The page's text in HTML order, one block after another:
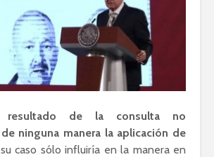
resultado de la consulta no
ninguna manera la aplicación de
caso sólo influiría en la manera en